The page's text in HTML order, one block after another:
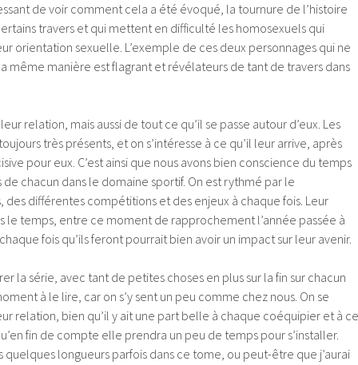
de voir comment cela a été évoqué, la tournure de l’histoire
travers et qui mettent en difficulté les homosexuels qui
orientation sexuelle. L’exemple de ces deux personnages qui ne
même manière est flagrant et révélateurs de tant de travers dans
relation, mais aussi de tout ce qu’il se passe autour d’eux. Les
très présents, et on s’intéresse à ce qu’il leur arrive, après
pour eux. C’est ainsi que nous avons bien conscience du temps
chacun dans le domaine sportif. On est rythmé par le
différentes compétitions et des enjeux à chaque fois. Leur
le temps, entre ce moment de rapprochement l’année passée à
fois qu’ils feront pourrait bien avoir un impact sur leur avenir.
la série, avec tant de petites choses en plus sur la fin sur chacun
à le lire, car on s’y sent un peu comme chez nous. On se
relation, bien qu’il y ait une part belle à chaque coéquipier et à ce
fin de compte elle prendra un peu de temps pour s’installer.
quelques longueurs parfois dans ce tome, ou peut-être que j’aurai